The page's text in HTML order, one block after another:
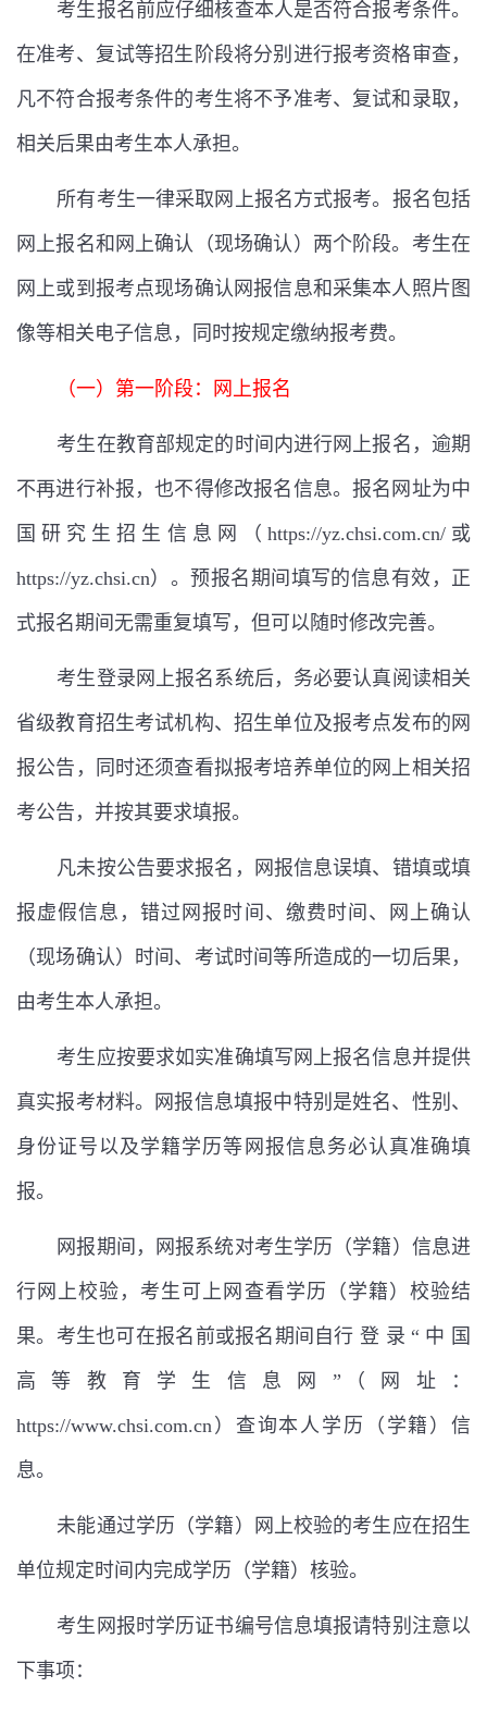
考生报名前应仔细核查本人是否符合报考条件。
在准考、复试等招生阶段将分别进行报考资格审查，
凡不符合报考条件的考生将不予准考、复试和录取，
相关后果由考生本人承担。
所有考生一律采取网上报名方式报考。报名包括
网上报名和网上确认（现场确认）两个阶段。考生在
网上或到报考点现场确认网报信息和采集本人照片图
像等相关电子信息，同时按规定缴纳报考费。
（一）第一阶段：网上报名
考生在教育部规定的时间内进行网上报名，逾期
不再进行补报，也不得修改报名信息。报名网址为中
国研究生招生信息网（ https://yz.chsi.com.cn/或
https://yz.chsi.cn）。预报名期间填写的信息有效，正
式报名期间无需重复填写，但可以随时修改完善。
考生登录网上报名系统后，务必要认真阅读相关
省级教育招生考试机构、招生单位及报考点发布的网
报公告，同时还须查看拟报考培养单位的网上相关招
考公告，并按其要求填报。
凡未按公告要求报名，网报信息误填、错填或填
报虚假信息，错过网报时间、缴费时间、网上确认
（现场确认）时间、考试时间等所造成的一切后果，
由考生本人承担。
考生应按要求如实准确填写网上报名信息并提供
真实报考材料。网报信息填报中特别是姓名、性别、
身份证号以及学籍学历等网报信息务必认真准确填
报。
网报期间，网报系统对考生学历（学籍）信息进
行网上校验，考生可上网查看学历（学籍）校验结
果。考生也可在报名前或报名期间自行 登 录 “ 中 国
高 等 教 育 学 生 信 息 网 ” （ 网 址 ：
https://www.chsi.com.cn ）查询本人学历（学籍）信
息。
未能通过学历（学籍）网上校验的考生应在招生
单位规定时间内完成学历（学籍）核验。
考生网报时学历证书编号信息填报请特别注意以
下事项：